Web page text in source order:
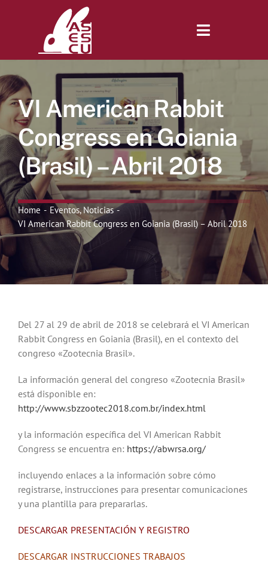
Toggle
Inicio
Revista
Tienda
Lonjas
Symposiums
Noticias
Hazte Socio
WooCommerce My Account
WooCommerce Cart
VI American Rabbit
Congress en Goiania
(Brasil) – Abril 2018
Home Eventos Noticias
VI American Rabbit Congress en Goiania (Brasil) – Abril 2018
Del 27 al 29 de abril de 2018 se celebrará el VI American
Rabbit Congress en Goiania (Brasil), en el contexto del
congreso «Zootecnia Brasil».
La información general del congreso «Zootecnia Brasil»
está disponible en:
http://www.sbzzootec2018.com.br/index.html
y la información específica del VI American Rabbit
Congress se encuentra en: https://abwrsa.org/
incluyendo enlaces a la información sobre cómo
registrarse, instrucciones para presentar comunicaciones
y una plantilla para prepararlas.
DESCARGAR PRESENTACIÓN Y REGISTRO
DESCARGAR INSTRUCCIONES TRABAJOS